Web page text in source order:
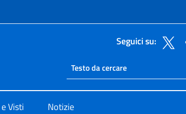
Seguici su:
Ricerca sito
Cerca nel sito
Visti Notizie